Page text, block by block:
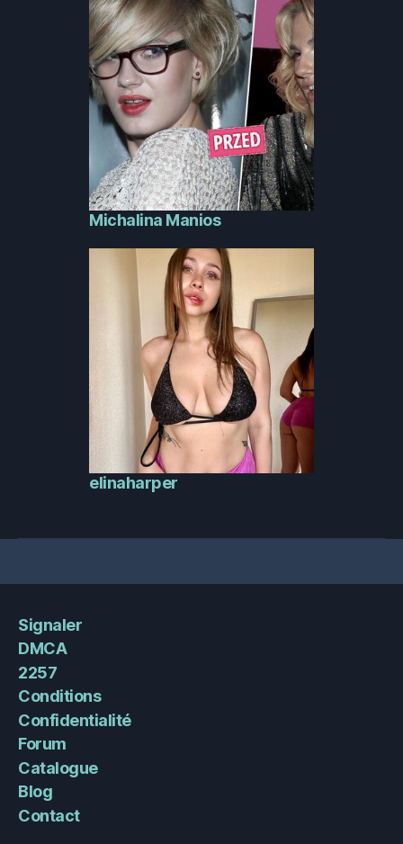
Michalina Manios
elinaharper
Signaler
DMCA
2257
Conditions
Confidentialité
Forum
Catalogue
Blog
Contact